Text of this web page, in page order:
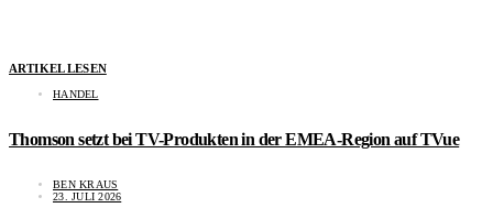
ARTIKEL LESEN
HANDEL
Thomson setzt bei TV-Produkten in der EMEA-Region auf TVue
BEN KRAUS
23. JULI 2026